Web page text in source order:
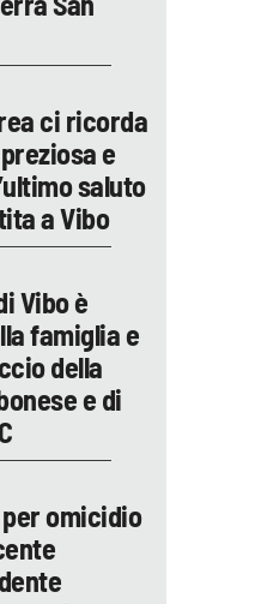
ci ricorda
e
saluto
a Vibo
Vibo è
famiglia e
della
e di
omicidio